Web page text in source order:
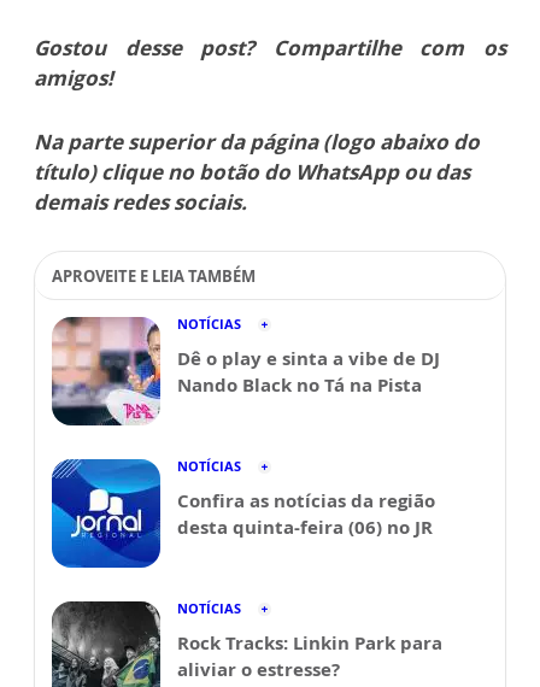
Gostou desse post? Compartilhe com os
amigos!
Na parte superior da página (logo abaixo do
título) clique no botão do WhatsApp ou das
demais redes sociais.
APROVEITE E LEIA TAMBÉM
NOTÍCIAS
Dê o play e sinta a vibe de DJ
Nando Black no Tá na Pista
NOTÍCIAS
Confira as notícias da região
desta quinta-feira (06) no JR
NOTÍCIAS
Rock Tracks: Linkin Park para
aliviar o estresse?